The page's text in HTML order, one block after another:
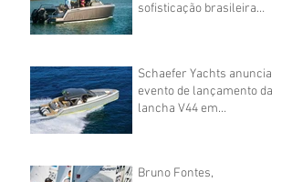
sofisticação brasileira
Schaefer Yachts anuncia
evento de lançamento da
lancha V44 em
Bruno Fontes,